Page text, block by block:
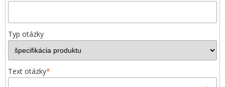
Typ otázky
Text otázky*